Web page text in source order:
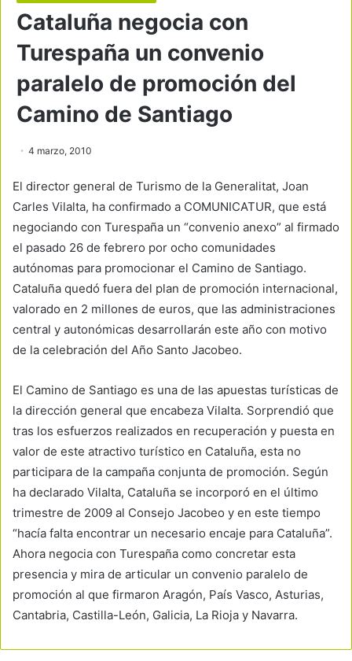
Cataluña negocia con
Turespaña un convenio
paralelo de promoción del
Camino de Santiago
4 marzo, 2010
El director general de Turismo de la Generalitat, Joan
Carles Vilalta, ha confirmado a COMUNICATUR, que está
negociando con Turespaña un “convenio anexo” al firmado
el pasado 26 de febrero por ocho comunidades
autónomas para promocionar el Camino de Santiago.
Cataluña quedó fuera del plan de promoción internacional,
valorado en 2 millones de euros, que las administraciones
central y autonómicas desarrollarán este año con motivo
de la celebración del Año Santo Jacobeo.
El Camino de Santiago es una de las apuestas turísticas de
la dirección general que encabeza Vilalta. Sorprendió que
tras los esfuerzos realizados en recuperación y puesta en
valor de este atractivo turístico en Cataluña, esta no
participara de la campaña conjunta de promoción. Según
ha declarado Vilalta, Cataluña se incorporó en el último
trimestre de 2009 al Consejo Jacobeo y en este tiempo
“hacía falta encontrar un necesario encaje para Cataluña”.
Ahora negocia con Turespaña como concretar esta
presencia y mira de articular un convenio paralelo de
promoción al que firmaron Aragón, País Vasco, Asturias,
Cantabria, Castilla-León, Galicia, La Rioja y Navarra.